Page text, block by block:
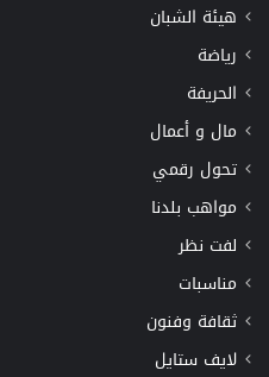
هيئة الشبان
رياضة
الحريفة
مال و أعمال
تحول رقمي
مواهب بلدنا
لفت نظر
مناسبات
ثقافة وفنون
لايف ستايل